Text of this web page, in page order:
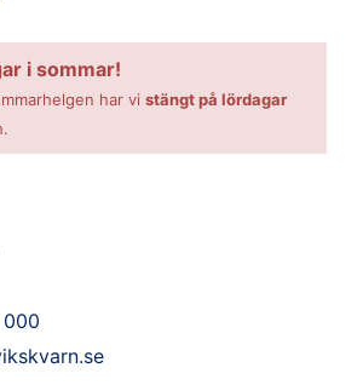
i sommar!
har vi stängt på lördagar